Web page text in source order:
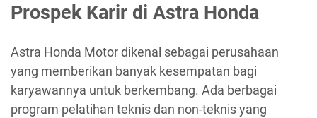
Prospek Karir di Astra Honda
Astra Honda Motor dikenal sebagai perusahaan
yang memberikan banyak kesempatan bagi
karyawannya untuk berkembang. Ada berbagai
program pelatihan teknis dan non-teknis yang